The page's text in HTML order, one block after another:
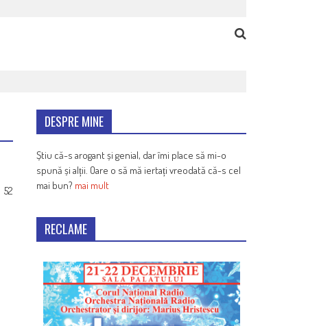
52
DESPRE MINE
Știu că-s arogant și genial, dar îmi place să mi-o
spună și alții. Oare o să mă iertați vreodată că-s cel
mai bun? mai mult
RECLAME